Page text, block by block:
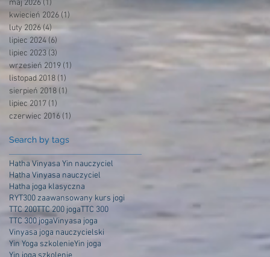
maj 2026 (1)
kwiecień 2026 (1)
luty 2026(4)4 posty
lipiec 2024 (6)
lipiec 2023 (3)
wrzesień 2019 (1)
listopad 2018 (1) 1 post
sierpień 2018 (1) 1 post
lipiec 2017 (1)
czerwiec 2016 (1)
Search by tags
Hatha Vinyasa Yin nauczyciel
Hatha Vinyasa nauczyciel
Hatha joga klasyczna
RYT300 zaawansowany kurs jogi
TTC 200TTC 200 jogaTTC 300
TTC 300 jogaVinyasa joga
Vinyasa joga nauczycielski
Yin Yoga szkolenieYin joga